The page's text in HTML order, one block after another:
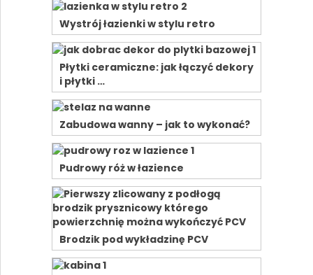
Wystrój łazienki w stylu retro
Płytki ceramiczne: jak łączyć dekory
i płytki …
Zabudowa wanny – jak to wykonać?
Pudrowy róż w łazience
Brodzik pod wykładzinę PCV